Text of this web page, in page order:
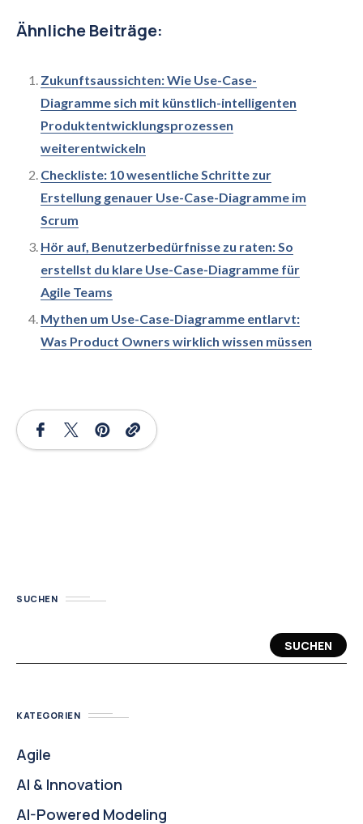
Ähnliche Beiträge:
Zukunftsaussichten: Wie Use-Case-
Diagramme sich mit künstlich-intelligenten
Produktentwicklungsprozessen
weiterentwickeln
Checkliste: 10 wesentliche Schritte zur
Erstellung genauer Use-Case-Diagramme im
Scrum
Hör auf, Benutzerbedürfnisse zu raten: So
erstellst du klare Use-Case-Diagramme für
Agile Teams
Mythen um Use-Case-Diagramme entlarvt:
Was Product Owners wirklich wissen müssen
SUCHEN
SUCHEN
KATEGORIEN
Agile
AI & Innovation
AI-Powered Modeling